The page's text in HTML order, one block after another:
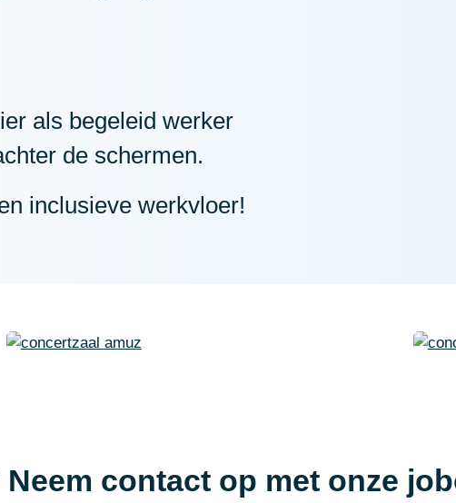
als begeleid werker
de schermen.
inclusieve werkvloer!
contact op met onze